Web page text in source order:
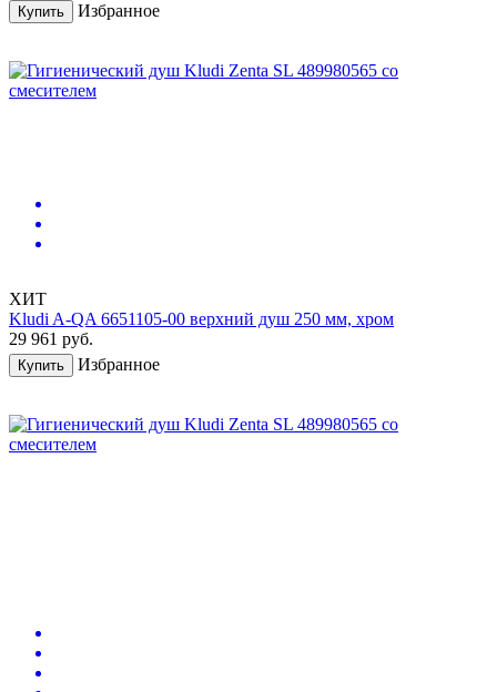
Купить Избранное
ХИТ
Kludi A-QA 6651105-00 верхний душ 250 мм, хром
29 961 руб.
Купить Избранное